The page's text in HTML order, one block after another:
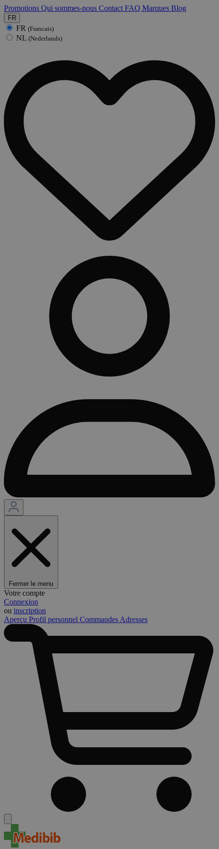
Promotions Qui sommes-nous Contact FAQ Marques Blog
FR
FR (Francais)
NL (Nederlands)
Fermer le menu
Votre compte
Connexion
ou inscription
Aperçu Profil personnel Commandes Adresses